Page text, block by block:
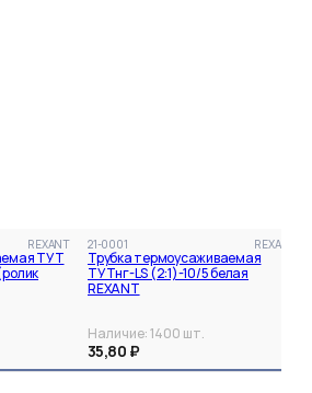
REXANT
ТУТ
21-0001 REXANT
Трубка термоусаживаемая
ТУТнг-LS (2:1)-10/5 белая
REXANT
Наличие:1400 шт.
35,80 ₽